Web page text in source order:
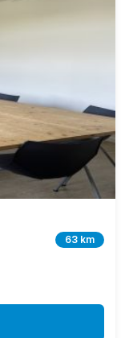
63 km